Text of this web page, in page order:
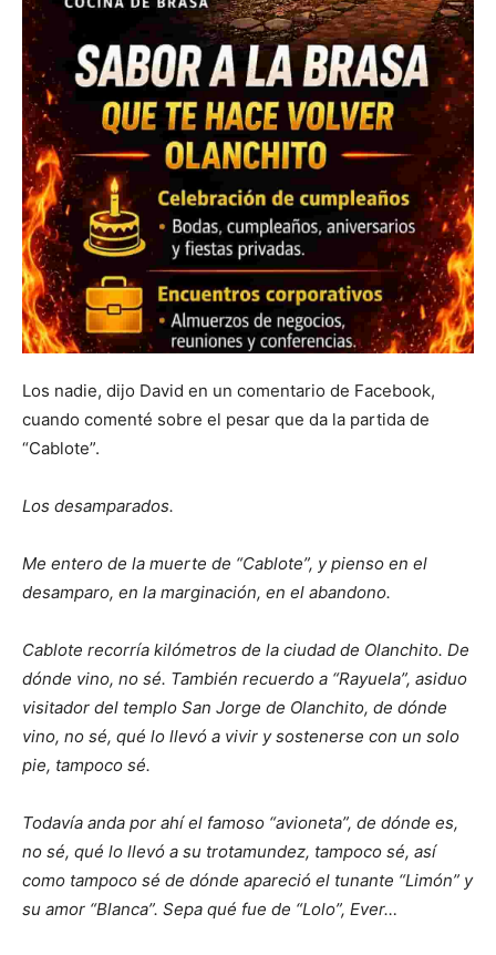
Los nadie, dijo David en un comentario de Facebook,
cuando comenté sobre el pesar que da la partida de
“Cablote”.
Los desamparados.
Me entero de la muerte de “Cablote”, y pienso en el
desamparo, en la marginación, en el abandono.
Cablote recorría kilómetros de la ciudad de Olanchito. De
dónde vino, no sé. También recuerdo a “Rayuela”, asiduo
visitador del templo San Jorge de Olanchito, de dónde
vino, no sé, qué lo llevó a vivir y sostenerse con un solo
pie, tampoco sé.
Todavía anda por ahí el famoso “avioneta”, de dónde es,
no sé, qué lo llevó a su trotamundez, tampoco sé, así
como tampoco sé de dónde apareció el tunante “Limón” y
su amor “Blanca”. Sepa qué fue de “Lolo”, Ever…